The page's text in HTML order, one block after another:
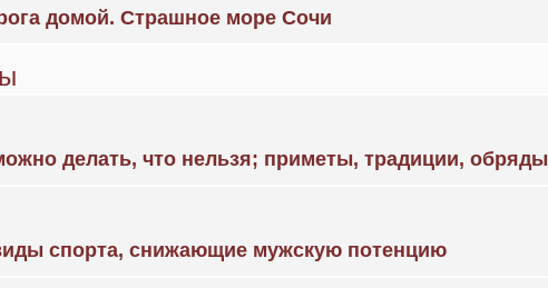
домой. Страшное море Сочи
делать, что нельзя; приметы, традиции, обряды
спорта, снижающие мужскую потенцию